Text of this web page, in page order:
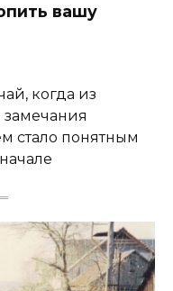
вашу
когда из
стало понятным